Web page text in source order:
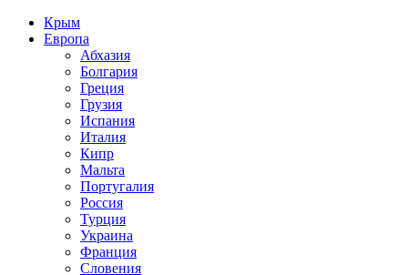
Крым
Европа
Абхазия
Болгария
Греция
Грузия
Испания
Италия
Кипр
Мальта
Португалия
Россия
Турция
Украина
Франция
Словения